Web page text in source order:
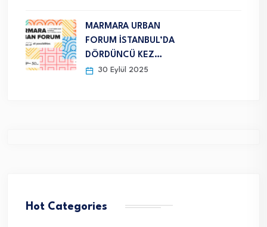
MARMARA URBAN
FORUM İSTANBUL’DA
DÖRDÜNCÜ KEZ…
30 Eylül 2025
Hot Categories